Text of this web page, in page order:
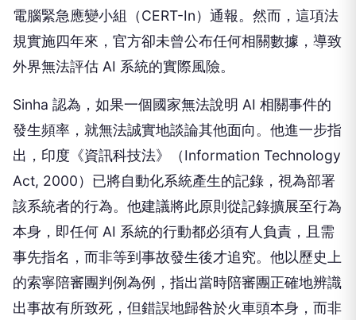
電腦緊急應變小組（CERT-In）通報。然而，這項法
規實施四年來，官方卻未曾公布任何相關數據，導致
外界無法評估 AI 系統的實際風險。
Sinha 認為，如果一個國家無法說明 AI 相關事件的
發生頻率，就無法誠實地談論其他面向。他進一步指
出，印度《資訊科技法》（Information Technology
Act, 2000）已將自動化系統產生的記錄，視為部署
該系統者的行為。他建議將此原則從記錄擴展至行為
本身，即任何 AI 系統的行動都必須有人負責，且需
事先指名，而非等到事故發生後才追究。他以歷史上
的索寧陪審團判例為例，指出當時陪審團正確地辨識
出事故有所致死，但錯誤地歸咎於火車頭本身，而非